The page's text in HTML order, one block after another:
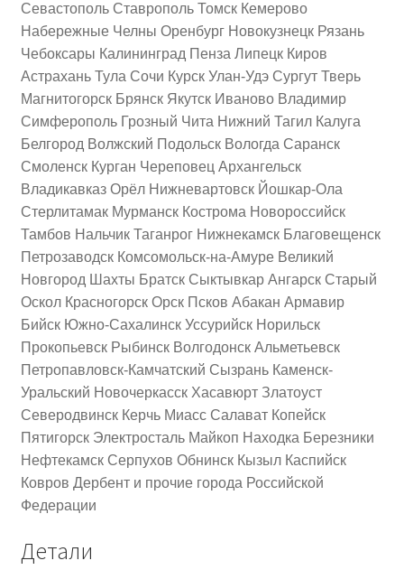
Севастополь Ставрополь Томск Кемерово
Набережные Челны Оренбург Новокузнецк Рязань
Чебоксары Калининград Пенза Липецк Киров
Астрахань Тула Сочи Курск Улан-Удэ Сургут Тверь
Магнитогорск Брянск Якутск Иваново Владимир
Симферополь Грозный Чита Нижний Тагил Калуга
Белгород Волжский Подольск Вологда Саранск
Смоленск Курган Череповец Архангельск
Владикавказ Орёл Нижневартовск Йошкар-Ола
Стерлитамак Мурманск Кострома Новороссийск
Тамбов Нальчик Таганрог Нижнекамск Благовещенск
Петрозаводск Комсомольск-на-Амуре Великий
Новгород Шахты Братск Сыктывкар Ангарск Старый
Оскол Красногорск Орск Псков Абакан Армавир
Бийск Южно-Сахалинск Уссурийск Норильск
Прокопьевск Рыбинск Волгодонск Альметьевск
Петропавловск-Камчатский Сызрань Каменск-
Уральский Новочеркасск Хасавюрт Златоуст
Северодвинск Керчь Миасс Салават Копейск
Пятигорск Электросталь Майкоп Находка Березники
Нефтекамск Серпухов Обнинск Кызыл Каспийск
Ковров Дербент и прочие города Российской
Федерации
Детали